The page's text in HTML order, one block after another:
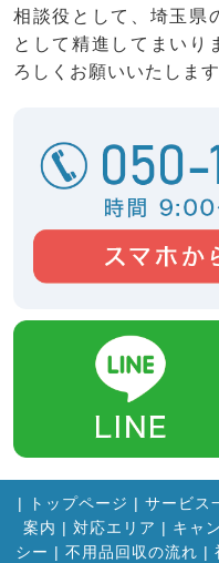
相談役として、埼玉県
として精進してまいり
ろしくお願いいたします
| トップページ | サービス
案内 | 対応エリア | キャ
シー | 不用品回収の流れ |